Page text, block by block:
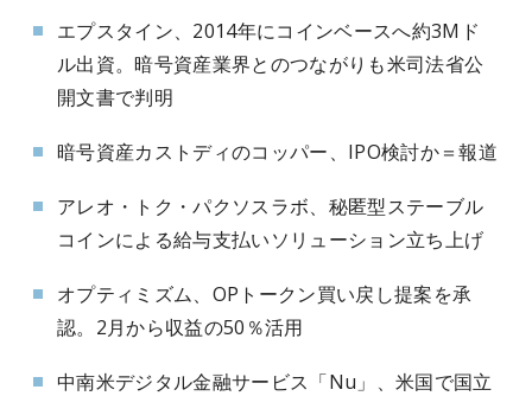
エプスタイン、2014年にコインベースへ約3Mド
ル出資。暗号資産業界とのつながりも米司法省公
開文書で判明
暗号資産カストディのコッパー、IPO検討か＝報道
アレオ・トク・パクソスラボ、秘匿型ステーブル
コインによる給与支払いソリューション立ち上げ
オプティミズム、OPトークン買い戻し提案を承
認。2月から収益の50％活用
中南米デジタル金融サービス「Nu」、米国で国立